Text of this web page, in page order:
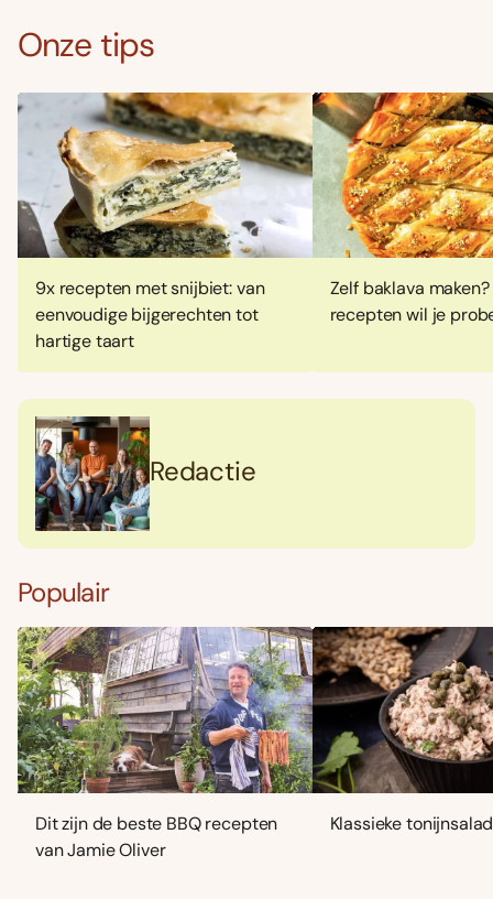
Onze tips
9x recepten met snijbiet: van
eenvoudige bijgerechten tot
hartige taart
Zelf baklava
recepten wil je
Redactie
Populair
Dit zijn de beste BBQ recepten
van Jamie Oliver
Klassieke